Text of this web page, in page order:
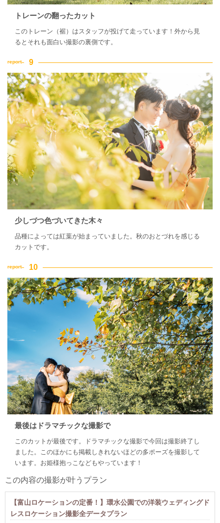
トレーンの翻ったカット
このトレーン（裾）はスタッフが投げて走っています！外から見
るとそれも面白い撮影の裏側です。
少しづつ色づいてきた木々
品種によっては紅葉が始まっていました。秋のおとづれを感じる
カットです。
最後はドラマチックな撮影で
このカットが最後です。ドラマチックな撮影で今回は撮影終了し
ました。このほかにも掲載しきれないほどの多ポーズを撮影して
います。お姫様抱っこなどもやっています！
この内容の撮影が叶うプラン
【富山ロケーションの定番！】環水公園での洋装ウェディングド
レスロケーション撮影全データプラン